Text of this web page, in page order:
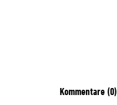
Kommentare (0)